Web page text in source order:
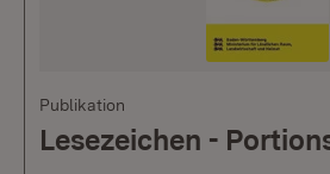
Publikation
Lesezeichen -